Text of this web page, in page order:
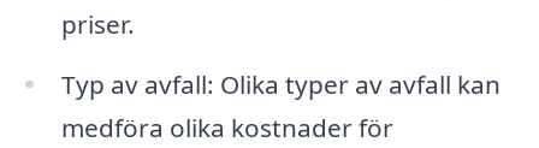
priser.
Typ av avfall: Olika typer av avfall kan
medföra olika kostnader för